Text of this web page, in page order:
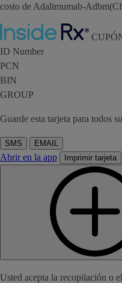
costo de Adalimumab-
Inside
ID Number
PCN
BIN
GROUP
Guarde esta tarjeta para todos
SMS EMAIL
Abrir en la app Imprimir tarjeta
Usted acepta la recopilación o